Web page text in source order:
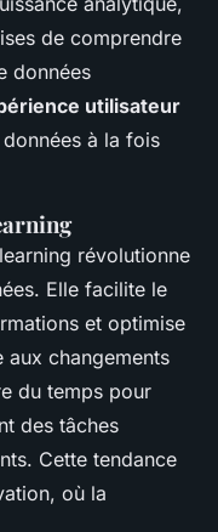
de comprendre
données
utilisateur
à la fois
révolutionne
Elle facilite le
et optimise
aux changements
du temps pour
des tâches
Cette tendance
où la